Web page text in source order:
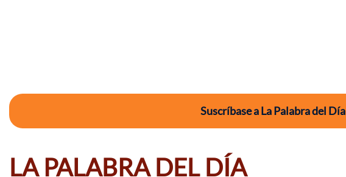
Suscríbase a La Palabra del Día
LA PALABRA DEL DÍA